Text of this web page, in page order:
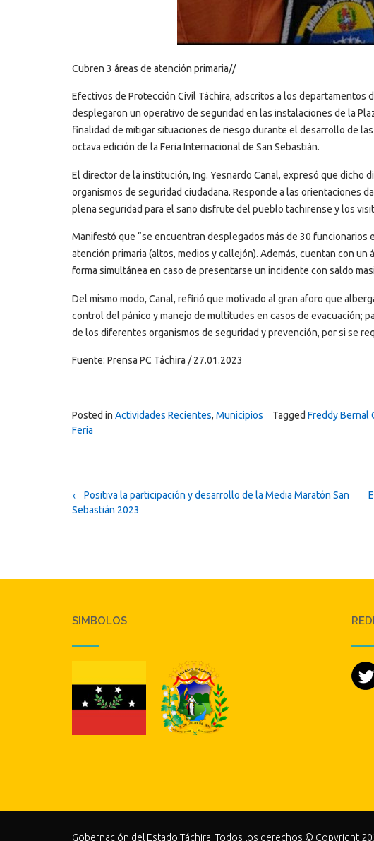
Cubren 3 áreas de atención primaria//
Efectivos de Protección Civil Táchira, adscritos a los departamentos
desplegaron un operativo de seguridad en las instalaciones de la
finalidad de mitigar situaciones de riesgo durante el desarrollo de
octava edición de la Feria Internacional de San Sebastián.
El director de la institución, Ing. Yesnardo Canal, expresó que
organismos de seguridad ciudadana. Responde a las orientaciones
plena seguridad para el sano disfrute del pueblo tachirense y los
Manifestó que “se encuentran desplegados más de 30 funcionarios
atención primaria (altos, medios y callejón). Además, cuentan con un
forma simultánea en caso de presentarse un incidente con saldo
Del mismo modo, Canal, refirió que motivado al gran aforo que
control del pánico y manejo de multitudes en casos de evacuación;
de los diferentes organismos de seguridad y prevención, por si se
Fuente: Prensa PC Táchira / 27.01.2023
Posted in Actividades Recientes, Municipios Tagged Freddy Bernal
Feria
Post
navigation
← Positiva la participación y desarrollo de la Media Maratón San
Sebastián 2023
SIMBOLOS
Gobernación del Estado Táchira. Todos los derechos © Copyright